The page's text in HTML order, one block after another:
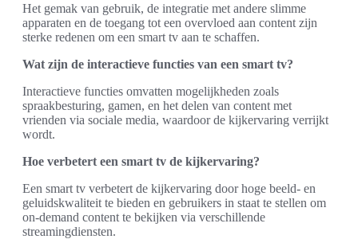
Het gemak van gebruik, de integratie met andere slimme
apparaten en de toegang tot een overvloed aan content zijn
sterke redenen om een smart tv aan te schaffen.
Wat zijn de interactieve functies van een smart tv?
Interactieve functies omvatten mogelijkheden zoals
spraakbesturing, gamen, en het delen van content met
vrienden via sociale media, waardoor de kijkervaring verrijkt
wordt.
Hoe verbetert een smart tv de kijkervaring?
Een smart tv verbetert de kijkervaring door hoge beeld- en
geluidskwaliteit te bieden en gebruikers in staat te stellen om
on-demand content te bekijken via verschillende
streamingdiensten.